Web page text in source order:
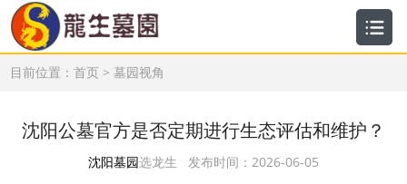
目前位置：首页 >墓园视角
沈阳公墓官方是否定期进行生态评估和维护？
沈阳墓园选龙生 发布时间：2026-06-05